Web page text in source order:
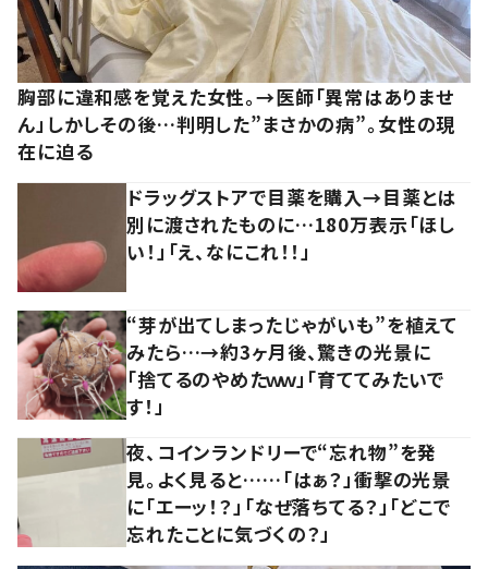
胸部に違和感を覚えた女性。→医師「異常はありませ
ん」しかしその後…判明した”まさかの病”。女性の現
在に迫る
ドラッグストアで目薬を購入→目薬とは
別に渡されたものに…180万表示「ほし
い！」「え、なにこれ！！」
“芽が出てしまったじゃがいも”を植えて
みたら…→約3ヶ月後、驚きの光景に
「捨てるのやめたｗｗ」「育ててみたいで
す！」
夜、コインランドリーで“忘れ物”を発
見。よく見ると……「はぁ？」衝撃の光景
に「エーッ！？」「なぜ落ちてる？」「どこで
忘れたことに気づくの？」